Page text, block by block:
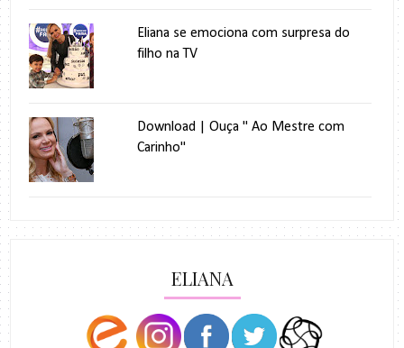
Eliana se emociona com surpresa do
filho na TV
Download | Ouça " Ao Mestre com
Carinho"
ELIANA